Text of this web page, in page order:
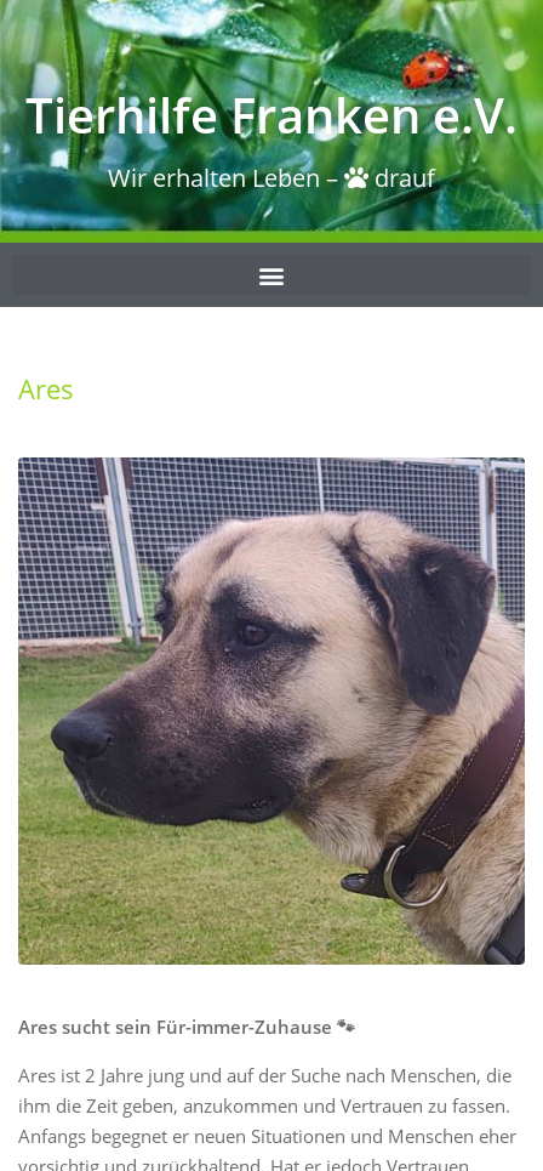
Tierhilfe Franken e.V.
Wir erhalten Leben – drauf
Ares
Ares sucht sein Für-immer-Zuhause 🐾
Ares ist 2 Jahre jung und auf der Suche nach Menschen, die
ihm die Zeit geben, anzukommen und Vertrauen zu fassen.
Anfangs begegnet er neuen Situationen und Menschen eher
vorsichtig und zurückhaltend. Hat er jedoch Vertrauen